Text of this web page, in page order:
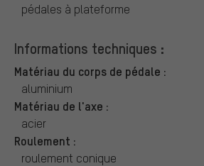
pédales à plateforme
Informations techniques :
Matériau du corps de pédale :
aluminium
Matériau de l'axe :
acier
Roulement :
roulement conique